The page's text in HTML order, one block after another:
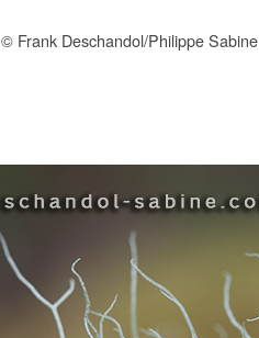
© Frank Deschandol/Philippe Sabine